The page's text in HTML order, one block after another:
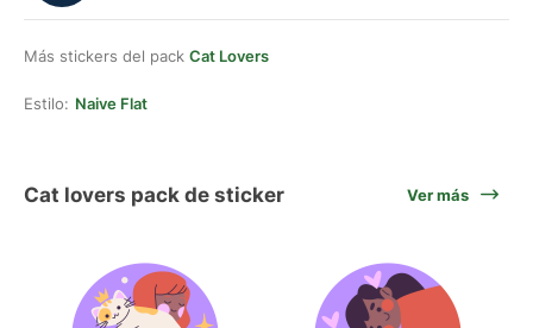
Más stickers del pack Cat Lovers
Estilo: Naive Flat
Cat lovers pack de sticker Ver más